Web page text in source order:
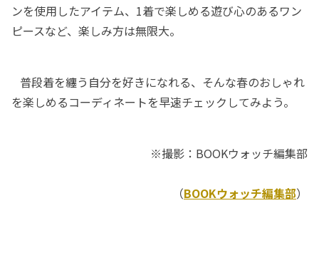
ンを使用したアイテム、1着で楽しめる遊び心のあるワン
ピースなど、楽しみ方は無限大。
普段着を纏う自分を好きになれる、そんな春のおしゃれ
を楽しめるコーディネートを早速チェックしてみよう。
※撮影：BOOKウォッチ編集部
（BOOKウォッチ編集部）